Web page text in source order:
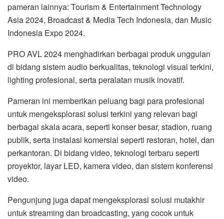
pameran lainnya: Tourism & Entertainment Technology
Asia 2024, Broadcast & Media Tech Indonesia, dan Music
Indonesia Expo 2024.
PRO AVL 2024 menghadirkan berbagai produk unggulan
di bidang sistem audio berkualitas, teknologi visual terkini,
lighting profesional, serta peralatan musik inovatif.
Pameran ini memberikan peluang bagi para profesional
untuk mengeksplorasi solusi terkini yang relevan bagi
berbagai skala acara, seperti konser besar, stadion, ruang
publik, serta instalasi komersial seperti restoran, hotel, dan
perkantoran. Di bidang video, teknologi terbaru seperti
proyektor, layar LED, kamera video, dan sistem konferensi
video.
Pengunjung juga dapat mengeksplorasi solusi mutakhir
untuk streaming dan broadcasting, yang cocok untuk